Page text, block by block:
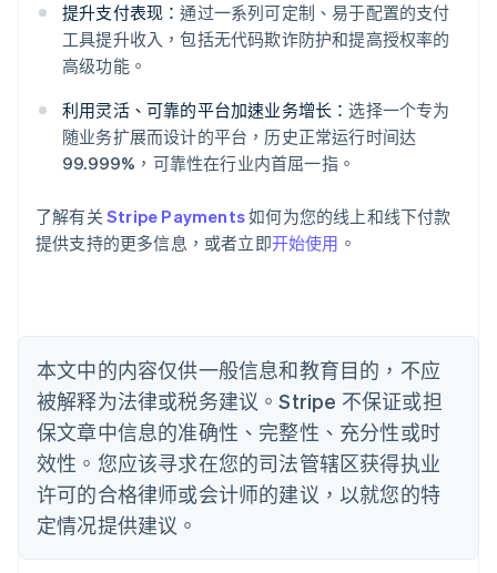
提升支付表现：通过一系列可定制、易于配置的支付
工具提升收入，包括无代码欺诈防护和提高授权率的
高级功能。
利用灵活、可靠的平台加速业务增长：选择一个专为
随业务扩展而设计的平台，历史正常运行时间达
99.999%，可靠性在行业内首屈一指。
了解有关 Stripe Payments如何为您的线上和线下付款
提供支持的更多信息，或者立即开始使用 。
本文中的内容仅供一般信息和教育目的，不应
被解释为法律或税务建议。Stripe 不保证或担
保文章中信息的准确性、完整性、充分性或时
效性。您应该寻求在您的司法管辖区获得执业
许可的合格律师或会计师的建议，以就您的特
定情况提供建议。
爱尔兰
English
爱沙尼亚
English
奥地利
DeutschEnglish
澳大利亚
English
PortuguêsEnglish
保加利亚
English
丹麦
English
德国
DeutschEnglish
法国
FrançaisEnglish
芬兰
EnglishSvenska